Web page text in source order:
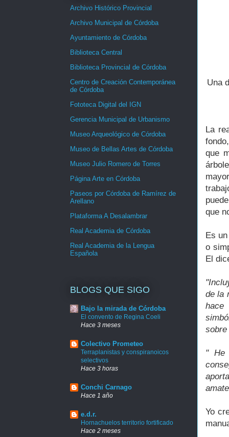
Una
La
que
que
Es
o
El
"
de la
hace
" He
Yo
Archivo Histórico Provincial
Archivo Municipal de Córdoba
Ayuntamiento de Córdoba
Biblioteca Central
Biblioteca Provincial de Córdoba
Centro de Creación Contemporánea
de Córdoba
Fototeca Digital del IGN
Gerencia Municipal de Urbanismo
Museo Arqueológico de Córdoba
Museo de Bellas Artes de Córdoba
Museo Julio Romero de Torres
Página Arte en Córdoba
Paseos por Córdoba de Ramírez de
Arellano
Plataforma A Desalambrar
Real Academia de Córdoba
Real Academia de la Lengua
Española
BLOGS QUE SIGO
Bajo la mirada de Córdoba
El convento de Regina Coeli
Hace 3 meses
Colectivo Prometeo
Terraplanistas y conspiranoicos
selectivos
Hace 3 horas
Conchi Carnago
Hace 1 año
e.d.r.
Hornachuelos territorio fortificado
Hace 2 meses